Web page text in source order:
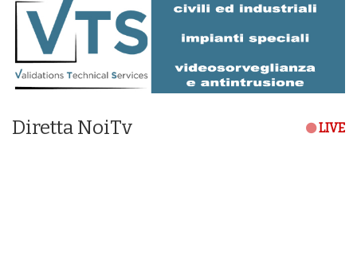
Diretta NoiTv LIVE